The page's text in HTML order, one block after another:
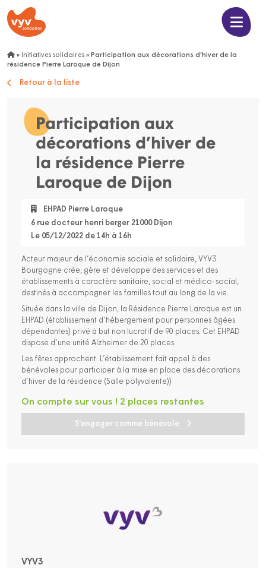
» Initiatives solidaires » Participation aux décorations d’hiver de la
résidence Pierre Laroque de Dijon
Retour à la liste
Participation aux
décorations d’hiver de
la résidence Pierre
Laroque de Dijon
EHPAD Pierre Laroque
6 rue docteur henri berger 21000 Dijon
Le 05/12/2022 de 14h à 16h
Acteur majeur de l’économie sociale et solidaire, VYV3
Bourgogne crée, gère et développe des services et des
établissements à caractère sanitaire, social et médico-social,
destinés à accompagner les familles tout au long de la vie.
Située dans la ville de Dijon, la Résidence Pierre Laroque est un
EHPAD (établissement d‘hébergement pour personnes âgées
dépendantes) privé à but non lucratif de 90 places. Cet EHPAD
dispose d‘une unité Alzheimer de 20 places.
Les fêtes approchent. L’établissement fait appel à des
bénévoles pour participer à la mise en place des décorations
d’hiver de la résidence (Salle polyvalente))
S'engager comme bénévole
On compte sur vous ! 2 places restantes
VYV3